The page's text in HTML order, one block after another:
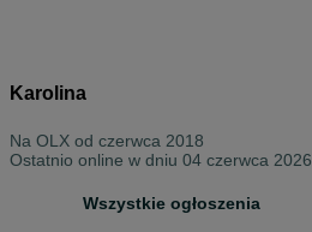
Karolina
Na OLX od czerwca 2018
Ostatnio online w dniu 04 czerwca 2026
Wszystkie ogłoszenia